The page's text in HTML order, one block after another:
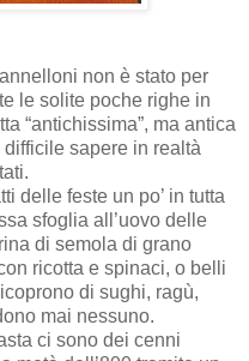
non è stato per
le solite poche righe in
“antichissima”, ma antica
sapere in realtà
delle feste un po’ in tutta
sfoglia all’uovo delle
di semola di grano
ricotta e spinaci, o belli
di sughi, ragù,
mai nessuno.
ci sono dei cenni